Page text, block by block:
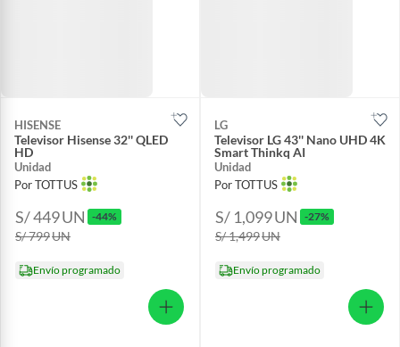
HISENSE
Televisor Hisense 32'' QLED
HD
Unidad
Por TOTTUS
S/ 449UN -44%
S/ 799UN
Envío programado
LG
Televisor LG 43'' Nano UHD 4K
Smart Thinkq AI
Unidad
Por TOTTUS
S/ 1,099UN -27%
S/ 1,499UN
Envío programado